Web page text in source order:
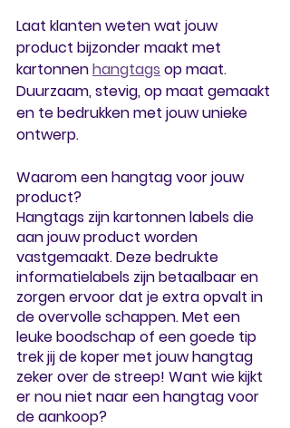
Laat klanten weten wat jouw
product bijzonder maakt met
kartonnen hangtags op maat.
Duurzaam, stevig, op maat gemaakt
en te bedrukken met jouw unieke
ontwerp.
Waarom een hangtag voor jouw
product?
Hangtags zijn kartonnen labels die
aan jouw product worden
vastgemaakt. Deze bedrukte
informatielabels zijn betaalbaar en
zorgen ervoor dat je extra opvalt in
de overvolle schappen. Met een
leuke boodschap of een goede tip
trek jij de koper met jouw hangtag
zeker over de streep! Want wie kijkt
er nou niet naar een hangtag voor
de aankoop?